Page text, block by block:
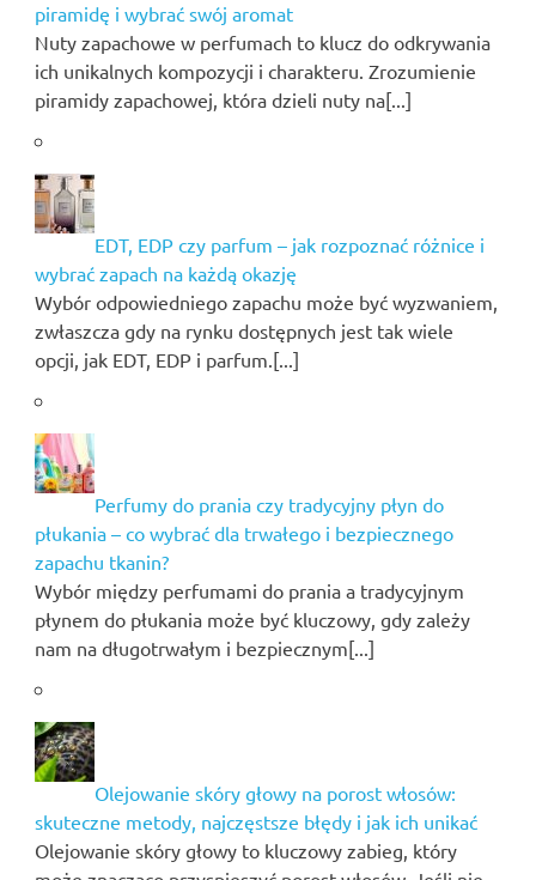
piramidę i wybrać swój aromat
Nuty zapachowe w perfumach to klucz do odkrywania
ich unikalnych kompozycji i charakteru. Zrozumienie
piramidy zapachowej, która dzieli nuty na[...]
EDT, EDP czy parfum – jak rozpoznać różnice i
wybrać zapach na każdą okazję
Wybór odpowiedniego zapachu może być wyzwaniem,
zwłaszcza gdy na rynku dostępnych jest tak wiele
opcji, jak EDT, EDP i parfum.[...]
Perfumy do prania czy tradycyjny płyn do
płukania – co wybrać dla trwałego i bezpiecznego
zapachu tkanin?
Wybór między perfumami do prania a tradycyjnym
płynem do płukania może być kluczowy, gdy zależy
nam na długotrwałym i bezpiecznym[...]
Olejowanie skóry głowy na porost włosów:
skuteczne metody, najczęstsze błędy i jak ich unikać
Olejowanie skóry głowy to kluczowy zabieg, który